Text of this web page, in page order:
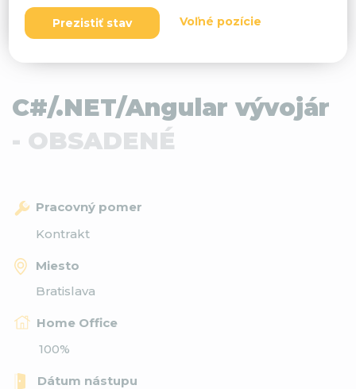
C#/.NET/Angular vývojár
- OBSADENÉ
Pracovný pomer
Kontrakt
Miesto
Bratislava
Home Office
100%
Dátum nástupu
Prezistiť stav Voľné pozície